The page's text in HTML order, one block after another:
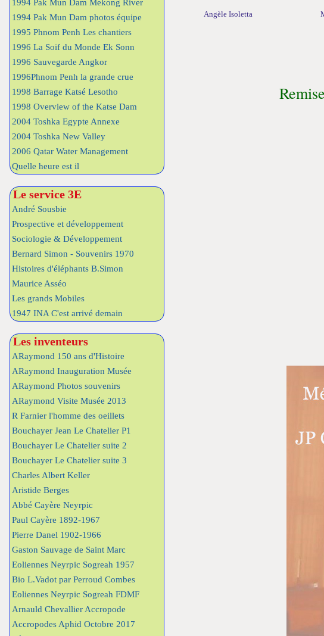
1994 Pak Mun Dam Mekong River
1994 Pak Mun Dam photos équipe
1995 Phnom Penh Les chantiers
1996 La Soif du Monde Ek Sonn
1996 Sauvegarde Angkor
1996Phnom Penh la grande crue
1998 Barrage Katsé Lesotho
1998 Overview of the Katse Dam
2004 Toshka Egypte Annexe
2004 Toshka New Valley
2006 Qatar Water Management
Quelle heure est il
Le service 3E
André Sousbie
Prospective et développement
Sociologie & Développement
Bernard Simon - Souvenirs 1970
Histoires d'éléphants B.Simon
Maurice Asséo
Les grands Mobiles
1947 INA C'est arrivé demain
Les inventeurs
ARaymond 150 ans d'Histoire
ARaymond Inauguration Musée
ARaymond Photos souvenirs
ARaymond Visite Musée 2013
R Farnier l'homme des oeillets
Bouchayer Jean Le Chatelier P1
Bouchayer Le Chatelier suite 2
Bouchayer Le Chatelier suite 3
Charles Albert Keller
Aristide Berges
Abbé Cayère Neyrpic
Paul Cayère 1892-1967
Pierre Danel 1902-1966
Gaston Sauvage de Saint Marc
Eoliennes Neyrpic Sogreah 1957
Bio L.Vadot par Perroud Combes
Eoliennes Neyrpic Sogreah FDMF
Arnauld Chevallier Accropode
Accropodes Aphid Octobre 2017
Angèle Isoletta